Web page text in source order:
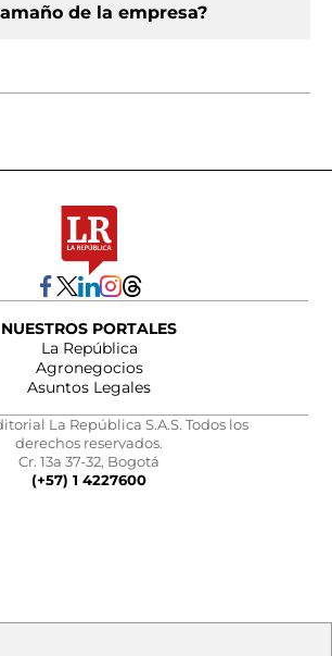
de la empresa?
NUESTROS PORTALES
La República
Agronegocios
Asuntos Legales
La República S.A.S. Todos los
derechos reservados.
Cr. 13a 37-32, Bogotá
(+57) 1 4227600